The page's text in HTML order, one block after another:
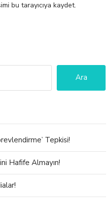
bu tarayıcıya kaydet.
Ara
Tepkisi!
Hafife Almayın!